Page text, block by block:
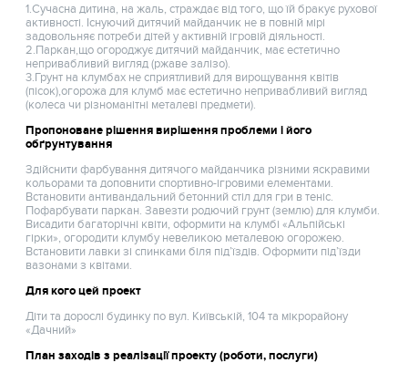
1.Сучасна дитина, на жаль, страждає від того, що їй бракує рухової
активності. Існуючий дитячий майданчик не в повній мірі
задовольняє потреби дітей у активній ігровій діяльності.
2.Паркан,що огороджує дитячий майданчик, має естетично
непривабливий вигляд (ржаве залізо).
3.Грунт на клумбах не сприятливий для вирощування квітів
(пісок),огорожа для клумб має естетично непривабливий вигляд
(колеса чи різноманітні металеві предмети).
Пропоноване рішення вирішення проблеми і його
обґрунтування
Здійснити фарбування дитячого майданчика різними яскравими
кольорами та доповнити спортивно-ігровими елементами.
Встановити антивандальний бетонний стіл для гри в теніс.
Пофарбувати паркан. Завезти родючий грунт (землю) для клумби.
Висадити багаторічні квіти, оформити на клумбі «Альпійські
гірки», огородити клумбу невеликою металевою огорожею.
Встановити лавки зі спинками біля під’їздів. Оформити під’їзди
вазонами з квітами.
Для кого цей проект
Діти та дорослі будинку по вул. Київській, 104 та мікрорайону
«Дачний»
План заходів з реалізації проекту (роботи, послуги)